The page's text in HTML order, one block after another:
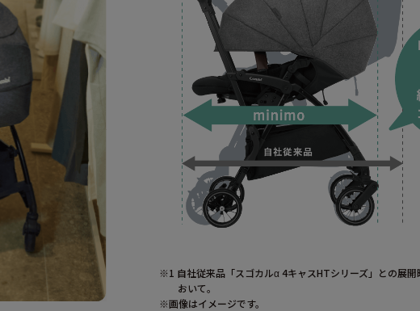
※1 自社従来品「スゴカルα 4キャスHTシリーズ」との展開
おいて。
※画像はイメージです。